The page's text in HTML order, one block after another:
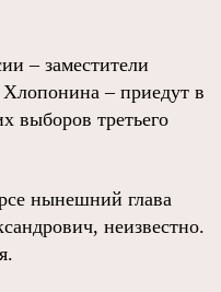
– заместители
Хлопонина – приедут в
выборов третьего
нынешний глава
неизвестно.